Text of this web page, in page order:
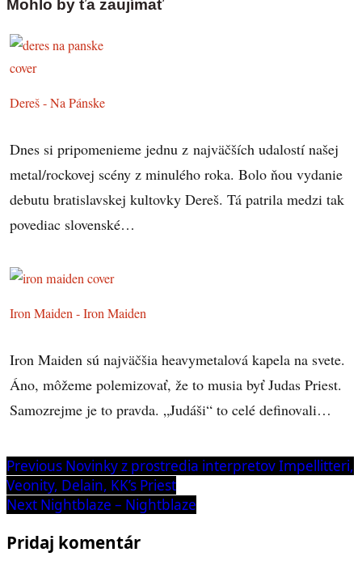
Mohlo by ťa zaujímať
Dereš - Na Pánske
Dnes si pripomenieme jednu z najväčších udalostí našej
metal/rockovej scény z minulého roka. Bolo ňou vydanie
debutu bratislavskej kultovky Dereš. Tá patrila medzi tak
povediac slovenské…
Iron Maiden - Iron Maiden
Iron Maiden sú najväčšia heavymetalová kapela na svete.
Áno, môžeme polemizovať, že to musia byť Judas Priest.
Samozrejme je to pravda. „Judáši“ to celé definovali…
Navigácia
v
článku
Previous Previous
post:
Novinky z prostredia interpretov Impellitteri,
Veonity, Delain, KK’s Priest
Next Next
Nightblaze – Nightblaze
Pridaj komentár